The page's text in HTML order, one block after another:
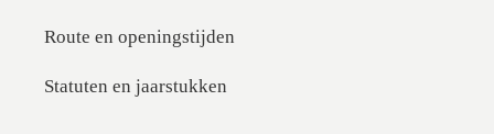
Route en openingstijden
Statuten en jaarstukken